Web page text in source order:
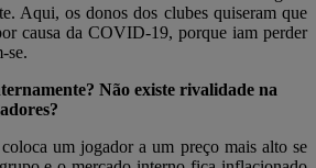
Aqui, os donos dos clubes quiseram que
causa da COVID-19, porque iam perder
se.
Não existe rivalidade na
um jogador a um preço mais alto se